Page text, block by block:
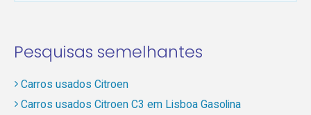
Pesquisas semelhantes
Carros usados Citroen
Carros usados Citroen C3 em Lisboa Gasolina